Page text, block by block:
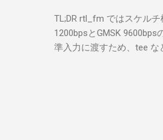
をUDP
信する
50003
BA1
バイダー名: Win10Pcap
08002be10318} ドライバ
Hardware Compatibility
TL;DR rtl_fm ではスケル
1200bpsとGMSK
準入力に渡すため、tee
f 431.04M -p 36 -s
Passcode PBEACON